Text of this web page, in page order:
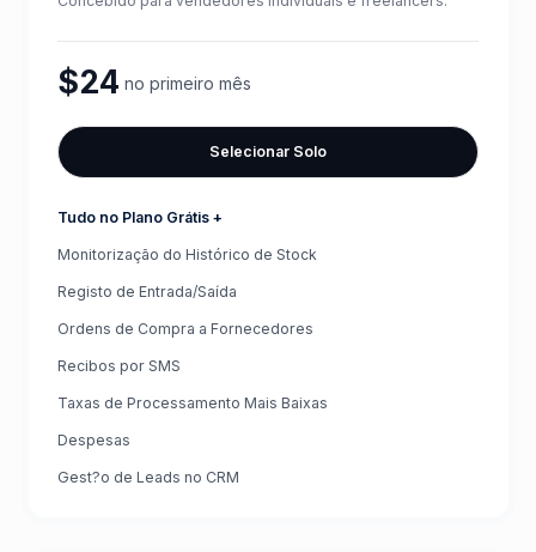
$24 no primeiro mês
Selecionar Solo
Tudo no Plano Grátis +
Monitorização do Histórico de Stock
Registo de Entrada/Saída
Ordens de Compra a Fornecedores
Recibos por SMS
Taxas de Processamento Mais Baixas
Despesas
Gest?o de Leads no CRM